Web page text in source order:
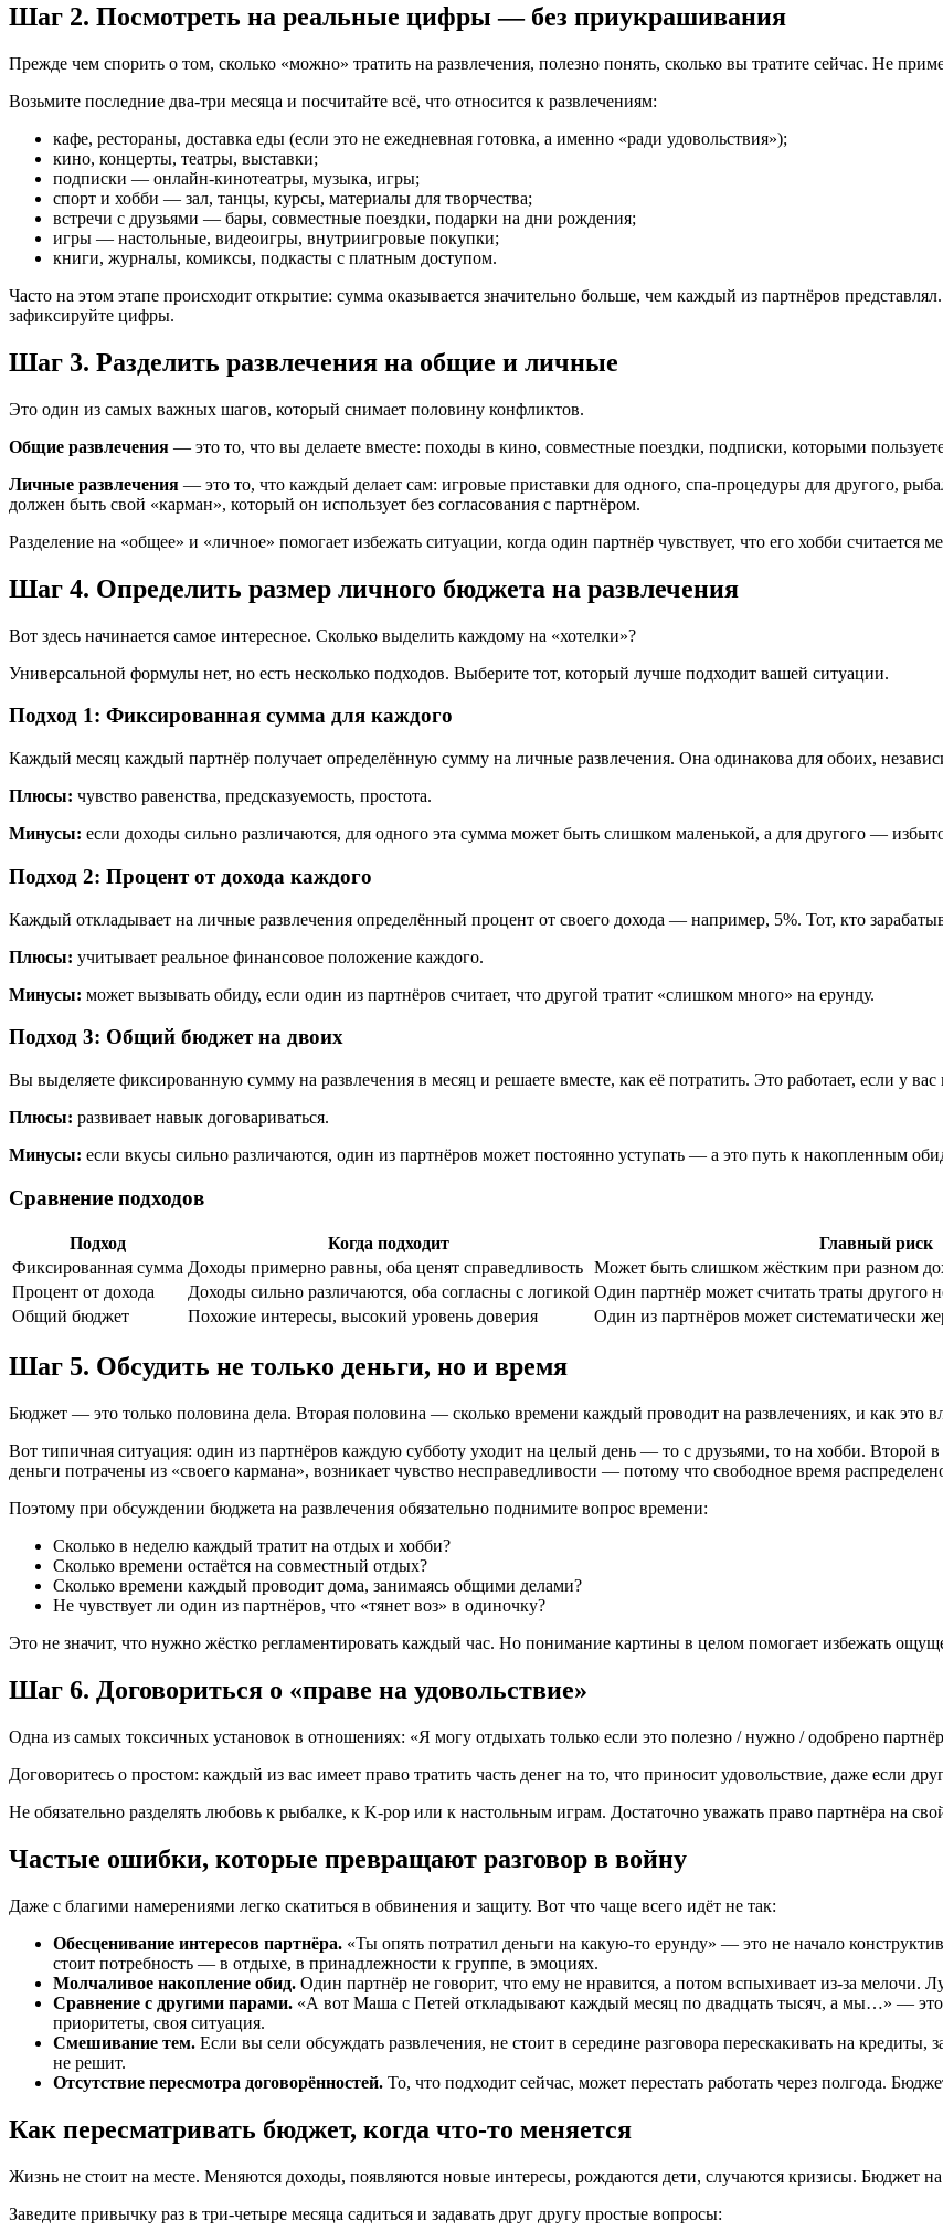
Шаг 2. Посмотреть на реальные цифры — без приукрашивания
Прежде чем спорить о том, сколько «можно» тратить на развлечения, полезно понять, сколько вы тратите сейчас. Не
Возьмите последние два-три месяца и посчитайте всё, что относится к развлечениям:
кафе, рестораны, доставка еды (если это не ежедневная готовка, а именно «ради удовольствия»);
кино, концерты, театры, выставки;
подписки — онлайн-кинотеатры, музыка, игры;
спорт и хобби — зал, танцы, курсы, материалы для творчества;
встречи с друзьями — бары, совместные поездки, подарки на дни рождения;
игры — настольные, видеоигры, внутриигровые покупки;
книги, журналы, комиксы, подкасты с платным доступом.
Часто на этом этапе происходит открытие: сумма оказывается значительно больше, чем каждый из партнёров
зафиксируйте цифры.
Шаг 3. Разделить развлечения на общие и личные
Это один из самых важных шагов, который снимает половину конфликтов.
Общие развлечения — это то, что вы делаете вместе: походы в кино, совместные поездки, подписки, которыми
Личные развлечения — это то, что каждый делает сам: игровые приставки для одного, спа-процедуры для другого,
должен быть свой «карман», который он использует без согласования с партнёром.
Разделение на «общее» и «личное» помогает избежать ситуации, когда один партнёр чувствует, что его хобби считается
Шаг 4. Определить размер личного бюджета на развлечения
Вот здесь начинается самое интересное. Сколько выделить каждому на «хотелки»?
Универсальной формулы нет, но есть несколько подходов. Выберите тот, который лучше подходит вашей ситуации.
Подход 1: Фиксированная сумма для каждого
Каждый месяц каждый партнёр получает определённую сумму на личные развлечения. Она одинакова для обоих,
Плюсы: чувство равенства, предсказуемость, простота.
Минусы: если доходы сильно различаются, для одного эта сумма может быть слишком маленькой, а для другого —
Подход 2: Процент от дохода каждого
Каждый откладывает на личные развлечения определённый процент от своего дохода — например, 5%. Тот, кто
Плюсы: учитывает реальное финансовое положение каждого.
Минусы: может вызывать обиду, если один из партнёров считает, что другой тратит «слишком много» на ерунду.
Подход 3: Общий бюджет на двоих
Вы выделяете фиксированную сумму на развлечения в месяц и решаете вместе, как её потратить. Это работает, если у
Плюсы: развивает навык договариваться.
Минусы: если вкусы сильно различаются, один из партнёров может постоянно уступать — а это путь к накопленным
Сравнение подходов
Подход Когда подходит
Главный риск
Фиксированная сумма Доходы примерно равны, оба ценят справедливость Может быть слишком жёстким при разном
Процент от дохода
Доходы сильно различаются, оба согласны с логикой Один партнёр может считать траты другого
Общий бюджет
Похожие интересы, высокий уровень доверия Один из партнёров может систематически
Шаг 5. Обсудить не только деньги, но и время
Бюджет — это только половина дела. Вторая половина — сколько времени каждый проводит на развлечениях, и как это
Вот типичная ситуация: один из партнёров каждую субботу уходит на целый день — то с друзьями, то на хобби. Второй
деньги потрачены из «своего кармана», возникает чувство несправедливости — потому что свободное время
Поэтому при обсуждении бюджета на развлечения обязательно поднимите вопрос времени:
Сколько в неделю каждый тратит на отдых и хобби?
Сколько времени остаётся на совместный отдых?
Сколько времени каждый проводит дома, занимаясь общими делами?
Не чувствует ли один из партнёров, что «тянет воз» в одиночку?
Это не значит, что нужно жёстко регламентировать каждый час. Но понимание картины в целом помогает избежать
Шаг 6. Договориться о «праве на удовольствие»
Одна из самых токсичных установок в отношениях: «Я могу отдыхать только если это полезно / нужно / одобрено
Договоритесь о простом: каждый из вас имеет право тратить часть денег на то, что приносит удовольствие, даже если
Не обязательно разделять любовь к рыбалке, к K-pop или к настольным играм. Достаточно уважать право партнёра на
Частые ошибки, которые превращают разговор в войну
Даже с благими намерениями легко скатиться в обвинения и защиту. Вот что чаще всего идёт не так:
Обесценивание интересов партнёра. «Ты опять потратил деньги на какую-то ерунду» — это не начало
стоит потребность — в отдыхе, в принадлежности к группе, в эмоциях.
Молчаливое накопление обид. Один партнёр не говорит, что ему не нравится, а потом вспыхивает из-за мелочи.
Сравнение с другими парами. «А вот Маша с Петей откладывают каждый месяц по двадцать тысяч, а мы…» —
приоритеты, своя ситуация.
Смешивание тем. Если вы сели обсуждать развлечения, не стоит в середине разговора перескакивать на
не решит.
Отсутствие пересмотра договорённостей. То, что подходит сейчас, может перестать работать через полгода.
Как пересматривать бюджет, когда что-то меняется
Жизнь не стоит на месте. Меняются доходы, появляются новые интересы, рождаются дети, случаются кризисы. Бюджет на
Заведите привычку раз в три-четыре месяца садиться и задавать друг другу простые вопросы: